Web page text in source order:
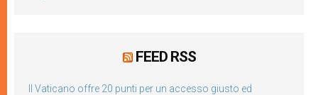
FEED RSS
Il Vaticano offre 20 punti per un accesso giusto ed